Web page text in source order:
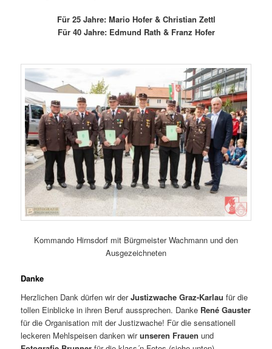
Für 25 Jahre: Mario Hofer & Christian Zettl
Für 40 Jahre: Edmund Rath & Franz Hofer
Kommando Hirnsdorf mit Bürgmeister Wachmann und den
Ausgezeichneten
Danke
Herzlichen Dank dürfen wir derJustizwache Graz-Karlau für die
tollen Einblicke in ihren Beruf aussprechen. Danke René Gauster
für die Organisation mit der Justizwache! Für die sensationell
leckeren Mehlspeisen danken wirunseren Frauen und